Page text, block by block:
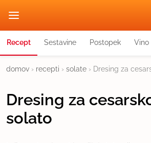
Recept Sestavine Postopek Vino
domov › recepti › solate › Dresing za
Dresing za
solato